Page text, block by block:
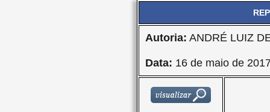
Autoria: ANDRÉ LUIZ
Data: 16 de maio de